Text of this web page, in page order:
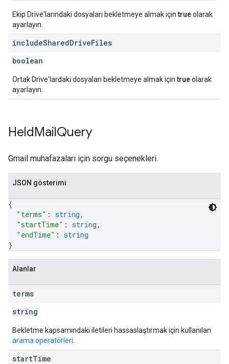
Ekip Drive'larındaki dosyaları bekletmeye almak içintrueolarak
ayarlayın.
includeSharedDriveFiles
boolean
Ortak Drive'lardaki dosyaları bekletmeye almak içintrueolarak
ayarlayın.
HeldMailQuery
Gmail muhafazaları için sorgu seçenekleri.
JSON gösterimi
{
"terms" : string,
"startTime" : string,
"endTime" : string
}
Alanlar
terms
string
Bekletme kapsamındaki iletileri hassaslaştırmak için kullanılan
arama operatörleri
startTime